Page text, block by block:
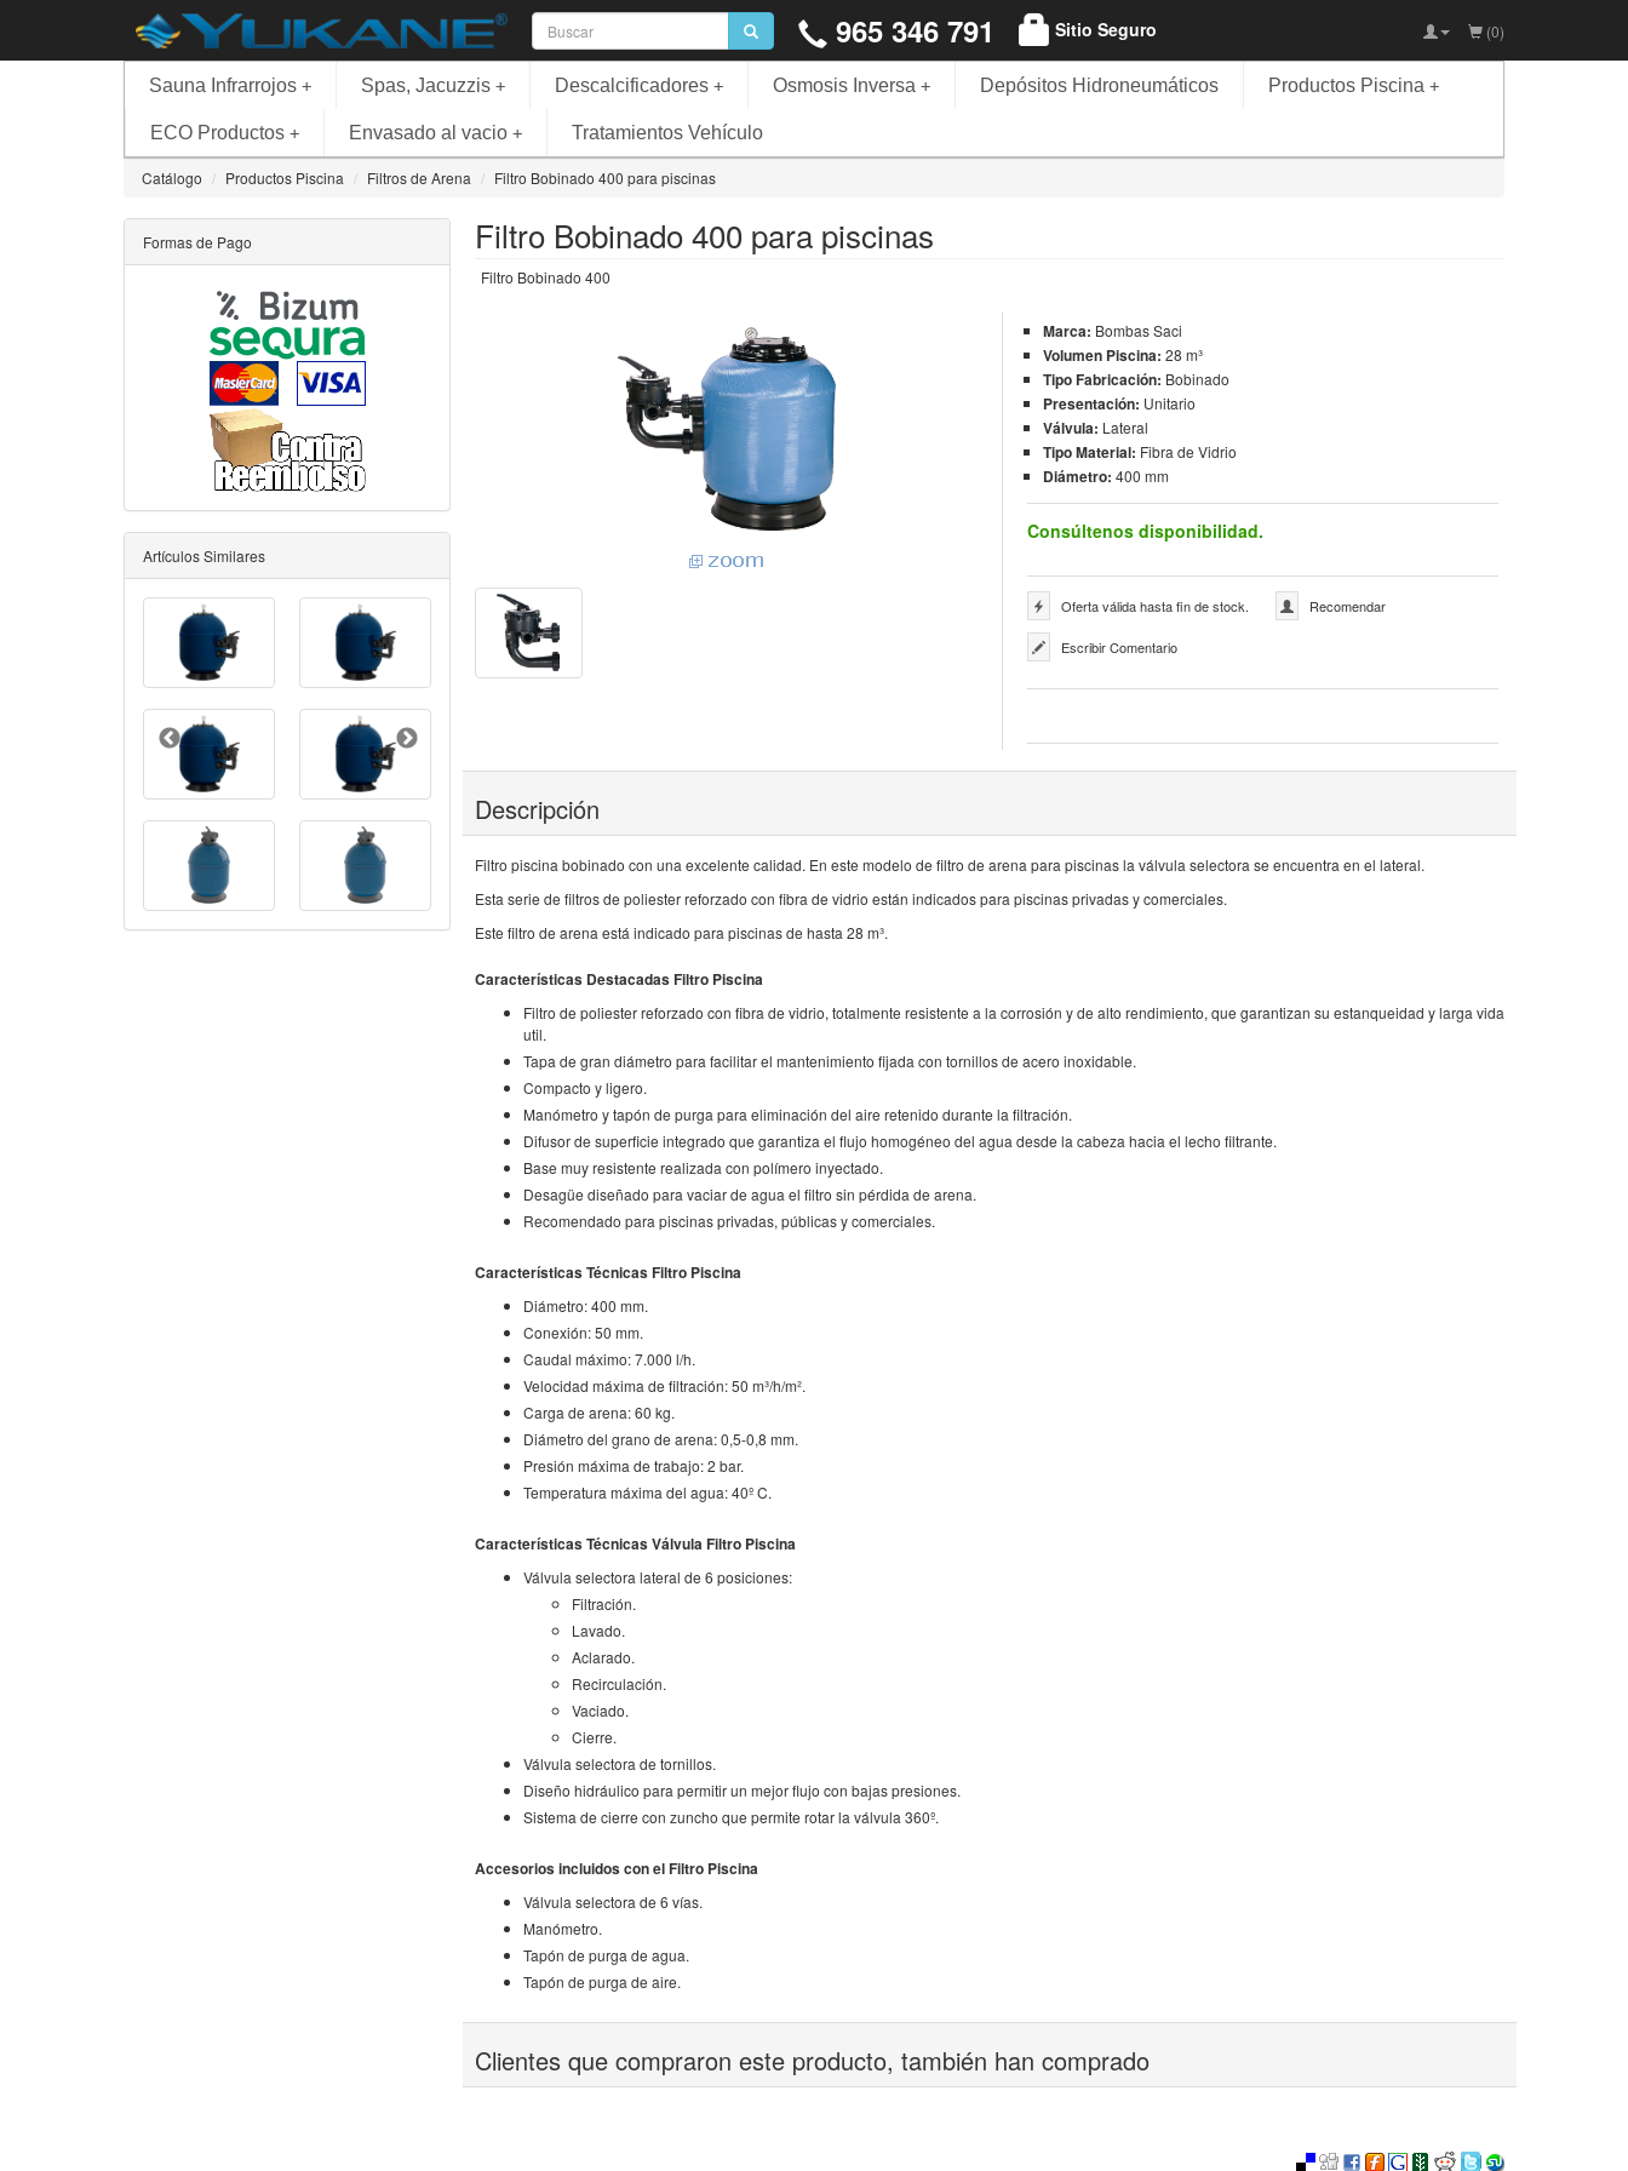
965 346 791 Sitio Seguro (0)
+
Sauna Infrarrojos +
Spas, Jacuzzis +
Descalcificadores +
Osmosis Inversa Depósitos Hidroneumáticos +
Productos Piscina
+
ECO Productos +
Envasado al vacio Tratamientos Vehículo
Catálogo Productos Piscina Filtros de Arena Filtro Bobinado 400 para piscinas
Filtro Bobinado 400 para piscinas
Filtro Bobinado 400
Marca: Bombas Saci
Volumen Piscina: 28 m³
Tipo Fabricación: Bobinado
Presentación: Unitario
Válvula: Lateral
Tipo Material: Fibra de Vidrio
Diámetro: 400 mm
Consúltenos disponibilidad.
Oferta válida hasta fin de stock. Recomendar
Escribir Comentario
Descripción
Filtro piscina bobinado con una excelente calidad. En este modelo de filtro de arena para piscinas la válvula selectora se encuentra en el lateral.
Esta serie de filtros de poliester reforzado con fibra de vidrio están indicados para piscinas privadas y comerciales.
Este filtro de arena está indicado para piscinas de hasta 28 m³.
Características Destacadas Filtro Piscina
Filtro de poliester reforzado con fibra de vidrio, totalmente resistente a la corrosión y de alto rendimiento, que garantizan su estanqueidad y larga vida
util.
Tapa de gran diámetro para facilitar el mantenimiento fijada con tornillos de acero inoxidable.
Compacto y ligero.
Manómetro y tapón de purga para eliminación del aire retenido durante la filtración.
Difusor de superficie integrado que garantiza el flujo homogéneo del agua desde la cabeza hacia el lecho filtrante.
Base muy resistente realizada con polímero inyectado.
Desagüe diseñado para vaciar de agua el filtro sin pérdida de arena.
Recomendado para piscinas privadas, públicas y comerciales.
Características Técnicas Filtro Piscina
Diámetro: 400 mm.
Conexión: 50 mm.
Caudal máximo: 7.000 l/h.
Velocidad máxima de filtración: 50 m³/h/m².
Carga de arena: 60 kg.
Diámetro del grano de arena: 0,5-0,8 mm.
Presión máxima de trabajo: 2 bar.
Temperatura máxima del agua: 40º C.
Características Técnicas Válvula Filtro Piscina
Válvula selectora lateral de 6 posiciones:
Filtración.
Lavado.
Aclarado.
Recirculación.
Vaciado.
Cierre.
Válvula selectora de tornillos.
Diseño hidráulico para permitir un mejor flujo con bajas presiones.
Sistema de cierre con zuncho que permite rotar la válvula 360º.
Accesorios incluidos con el Filtro Piscina
Válvula selectora de 6 vías.
Manómetro.
Tapón de purga de agua.
Tapón de purga de aire.
Clientes que compraron este producto, también han comprado
Formas de Pago
Artículos Similares